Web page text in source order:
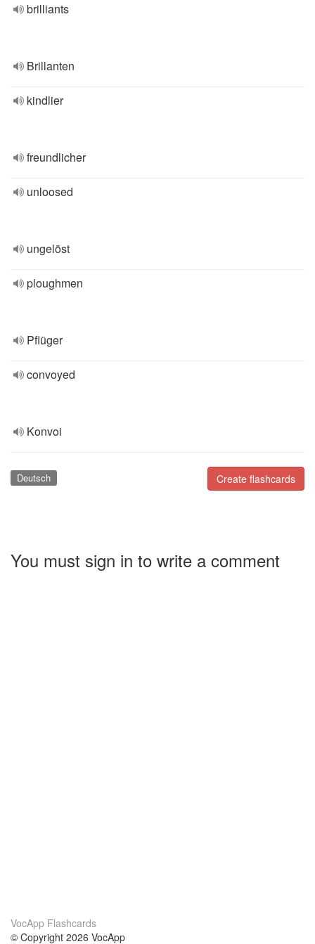
brilliants
Brillanten
kindlier
freundlicher
unloosed
ungelöst
ploughmen
Pflüger
convoyed
Konvoi
Create flashcards
Deutsch
You must sign in to write a comment
VocApp Flashcards
© Copyright 2026 VocApp